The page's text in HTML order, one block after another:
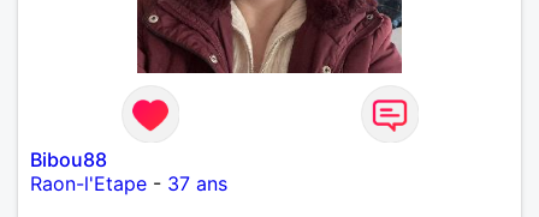
Bibou88
Raon-l'Etape - 37 ans